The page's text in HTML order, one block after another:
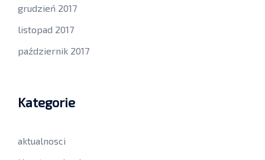
grudzień 2017
listopad 2017
październik 2017
Kategorie
aktualnosci